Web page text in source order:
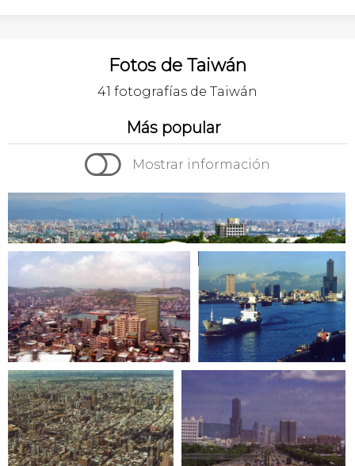
Fotos de Taiwán
41 fotografías de Taiwán
Más popular
 Mostrar información